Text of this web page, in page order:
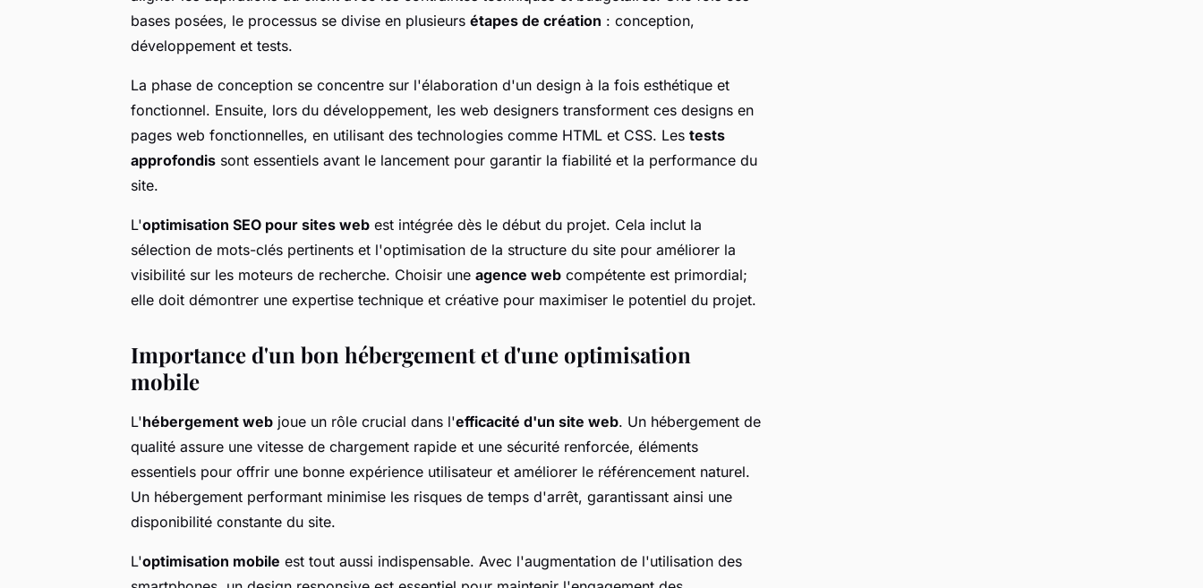
bases posées, le processus se divise en plusieurs étapes de création : conception,
développement et tests.
La phase de conception se concentre sur l'élaboration d'un design à la fois esthétique et
fonctionnel. Ensuite, lors du développement, les web designers transforment ces designs en
pages web fonctionnelles, en utilisant des technologies comme HTML et CSS. Les tests
approfondis sont essentiels avant le lancement pour garantir la fiabilité et la performance du
site.
L'optimisation SEO pour sites web est intégrée dès le début du projet. Cela inclut la
sélection de mots-clés pertinents et l'optimisation de la structure du site pour améliorer la
visibilité sur les moteurs de recherche. Choisir une agence web compétente est primordial;
elle doit démontrer une expertise technique et créative pour maximiser le potentiel du projet.
Importance d'un bon hébergement et d'une optimisation
mobile
L'hébergement web joue un rôle crucial dans l'efficacité d'un site web. Un hébergement de
qualité assure une vitesse de chargement rapide et une sécurité renforcée, éléments
essentiels pour offrir une bonne expérience utilisateur et améliorer le référencement naturel.
Un hébergement performant minimise les risques de temps d'arrêt, garantissant ainsi une
disponibilité constante du site.
L'optimisation mobile est tout aussi indispensable. Avec l'augmentation de l'utilisation des